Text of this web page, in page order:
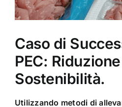
Caso di
PEC:
Sostenibilità.
Utilizzando metodi di